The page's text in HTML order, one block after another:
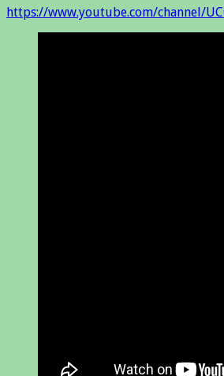
https://www.youtube.com/channel/